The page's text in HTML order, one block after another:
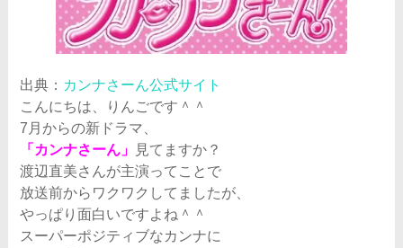
出典： カンナさーん公式サイト
こんにちは、りんごです＾＾
7月からの新ドラマ、
「カンナさーん」
見てますか？
渡辺直美さんが主演ってことで
放送前からワクワクしてましたが、
やっぱり面白いですよね＾＾
スーパーポジティブなカンナに